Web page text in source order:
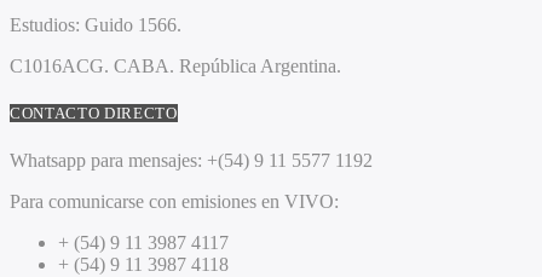
Estudios: Guido 1566.
C1016ACG. CABA. República Argentina.
CONTACTO DIRECTO
Whatsapp para mensajes: +(54) 9 11 5577 1192
Para comunicarse con emisiones en VIVO:
+ (54) 9 11 3987 4117
+ (54) 9 11 3987 4118